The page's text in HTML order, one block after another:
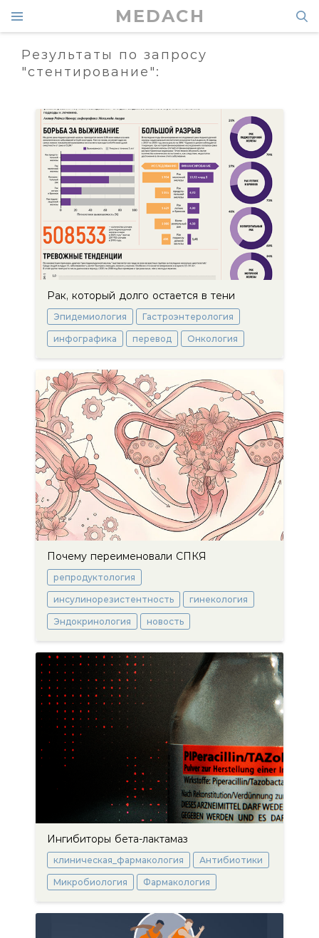
MEDACH
Результаты по запросу
"стентирование":
Рак, который долго остается в тени
Эпидемиология Гастроэнтерология
инфографика перевод Онкология
Почему переименовали СПКЯ
репродуктология
инсулинорезистентность гинекология
Эндокринология новость
Ингибиторы бета-лактамаз
клиническая_фармакология Антибиотики
Микробиология Фармакология